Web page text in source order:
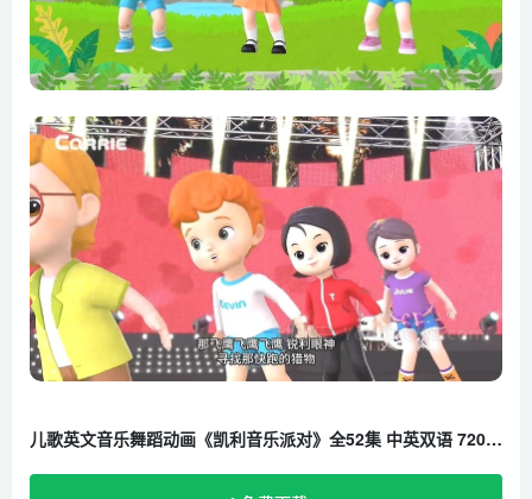
第22集 欢乐碰碰车
第23集 变色龙之歌
第24集 输赢不重要
第25集 愉快地吃饭
第26集 超市歌
第27集 说出你的心愿
第28集 心跳过山车
第29集 梦想成真
第30集 海盗船
第31集 水上乐园
第32集 反义词歌
第34集 旧玩具要爱惜
第35集 雨滴旅行
儿歌英文音乐舞蹈动画《凯利音乐派对》全52集 中英双语 720P/MP4/6G 百度云网盘下载